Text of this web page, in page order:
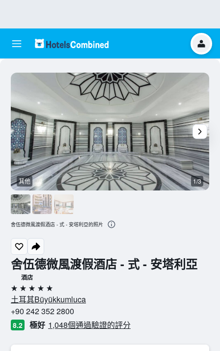
舍伍德微風渡假酒店 - 式 - 安塔利亞
酒店
5星級
土耳其Büyükkumluca
+90 242 352 2800
8.2 極好 1,048個通過驗證的評分
其他 1/3
舍伍德微風渡假酒店 - 式 - 安塔利亞的照片